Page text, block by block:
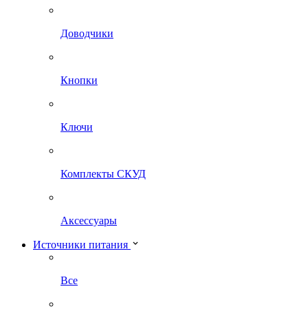
Доводчики
Кнопки
Ключи
Комплекты СКУД
Аксессуары
Источники питания
Все